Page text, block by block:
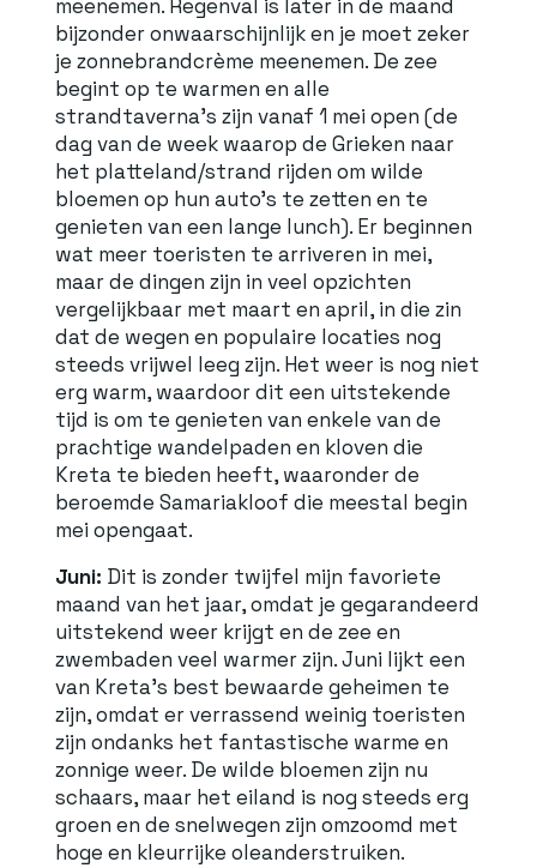
meenemen. Regenval is later in de maand
bijzonder onwaarschijnlijk en je moet zeker
je zonnebrandcrème meenemen. De zee
begint op te warmen en alle
strandtaverna's zijn vanaf 1 mei open (de
dag van de week waarop de Grieken naar
het platteland/strand rijden om wilde
bloemen op hun auto's te zetten en te
genieten van een lange lunch). Er beginnen
wat meer toeristen te arriveren in mei,
maar de dingen zijn in veel opzichten
vergelijkbaar met maart en april, in die zin
dat de wegen en populaire locaties nog
steeds vrijwel leeg zijn. Het weer is nog niet
erg warm, waardoor dit een uitstekende
tijd is om te genieten van enkele van de
prachtige wandelpaden en kloven die
Kreta te bieden heeft, waaronder de
beroemde Samariakloof die meestal begin
mei opengaat.
Juni: Dit is zonder twijfel mijn favoriete
maand van het jaar, omdat je gegarandeerd
uitstekend weer krijgt en de zee en
zwembaden veel warmer zijn. Juni lijkt een
van Kreta's best bewaarde geheimen te
zijn, omdat er verrassend weinig toeristen
zijn ondanks het fantastische warme en
zonnige weer. De wilde bloemen zijn nu
schaars, maar het eiland is nog steeds erg
groen en de snelwegen zijn omzoomd met
hoge en kleurrijke oleanderstruiken.